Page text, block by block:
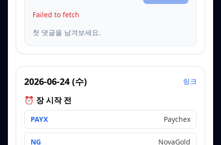
Failed to fetch
첫 댓글을 남겨보세요.
2026-06-24 (수) 링크
⏰ 장 시작 전
PAYX Paychex
NG NovaGold